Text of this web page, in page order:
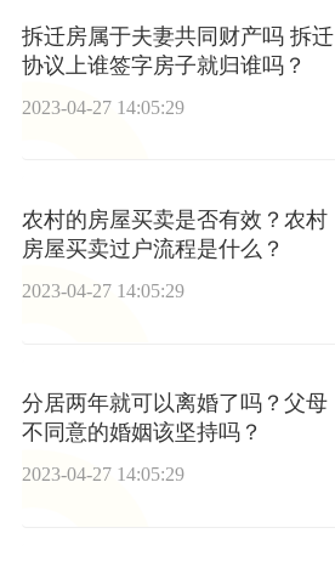
拆迁房属于夫妻共同财产吗 拆迁
协议上谁签字房子就归谁吗？
2023-04-27 14:05:29
农村的房屋买卖是否有效？农村
房屋买卖过户流程是什么？
2023-04-27 14:05:29
分居两年就可以离婚了吗？父母
不同意的婚姻该坚持吗？
2023-04-27 14:05:29